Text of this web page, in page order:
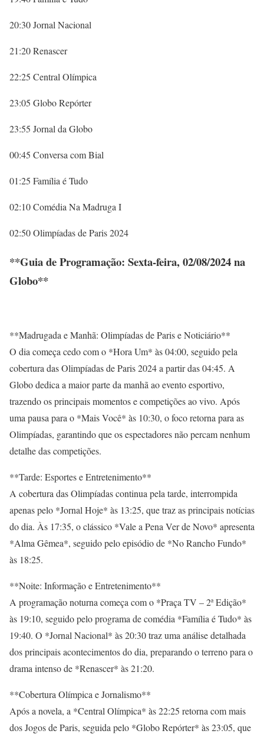
20:30 Jornal Nacional
21:20 Renascer
22:25 Central Olímpica
23:05 Globo Repórter
23:55 Jornal da Globo
00:45 Conversa com Bial
01:25 Família é Tudo
02:10 Comédia Na Madruga I
02:50 Olimpíadas de Paris 2024
**Guia de Programação: Sexta-feira, 02/08/2024 na
Globo**
**Madrugada e Manhã: Olimpíadas de Paris e Noticiário**
O dia começa cedo com o *Hora Um* às 04:00, seguido pela
cobertura das Olimpíadas de Paris 2024 a partir das 04:45. A
Globo dedica a maior parte da manhã ao evento esportivo,
trazendo os principais momentos e competições ao vivo. Após
uma pausa para o *Mais Você* às 10:30, o foco retorna para as
Olimpíadas, garantindo que os espectadores não percam nenhum
detalhe das competições.
**Tarde: Esportes e Entretenimento**
A cobertura das Olimpíadas continua pela tarde, interrompida
apenas pelo *Jornal Hoje* às 13:25, que traz as principais notícias
do dia. Às 17:35, o clássico *Vale a Pena Ver de Novo* apresenta
*Alma Gêmea*, seguido pelo episódio de *No Rancho Fundo*
às 18:25.
**Noite: Informação e Entretenimento**
A programação noturna começa com o *Praça TV – 2ª Edição*
às 19:10, seguido pelo programa de comédia *Família é Tudo* às
19:40. O *Jornal Nacional* às 20:30 traz uma análise detalhada
dos principais acontecimentos do dia, preparando o terreno para o
drama intenso de *Renascer* às 21:20.
**Cobertura Olímpica e Jornalismo**
Após a novela, a *Central Olímpica* às 22:25 retorna com mais
dos Jogos de Paris, seguida pelo *Globo Repórter* às 23:05, que